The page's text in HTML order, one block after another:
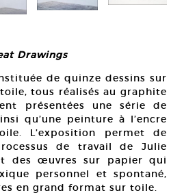
Drawings
de quinze dessins sur
tous réalisés au graphite
présentées une série de
qu’une peinture à l’encre
L’exposition permet de
de travail de Julie
des œuvres sur papier qui
personnel et spontané,
en grand format sur toile.